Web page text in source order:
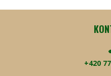
+420